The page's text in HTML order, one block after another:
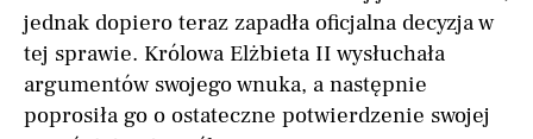
jednak dopiero teraz zapadła oficjalna decyzja w
tej sprawie. Królowa Elżbieta II wysłuchała
argumentów swojego wnuka, a następnie
poprosiła go o ostateczne potwierdzenie swojej